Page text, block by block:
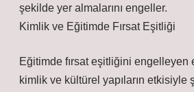
şekilde yer almalarını engeller.
Kimlik ve Eğitimde Fırsat Eşitliği
Eğitimde fırsat eşitliğini engelleyen
kimlik ve kültürel yapıların etkisiyle